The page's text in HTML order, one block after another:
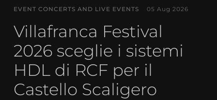
EVENT CONCERTS AND LIVE EVENTS 05 Aug 2026
Villafranca Festival
2026 sceglie i sistemi
HDL di RCF per il
Castello Scaligero